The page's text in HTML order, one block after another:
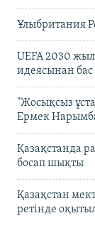
Ұлыбритания
UEFA 2030
идеясынан
"Жосықсыз
Ермек
Қазақстанда
босап шықты
Қазақстан
ретінде